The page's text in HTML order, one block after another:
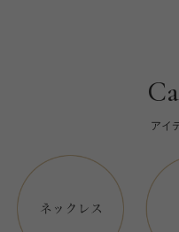
アイ